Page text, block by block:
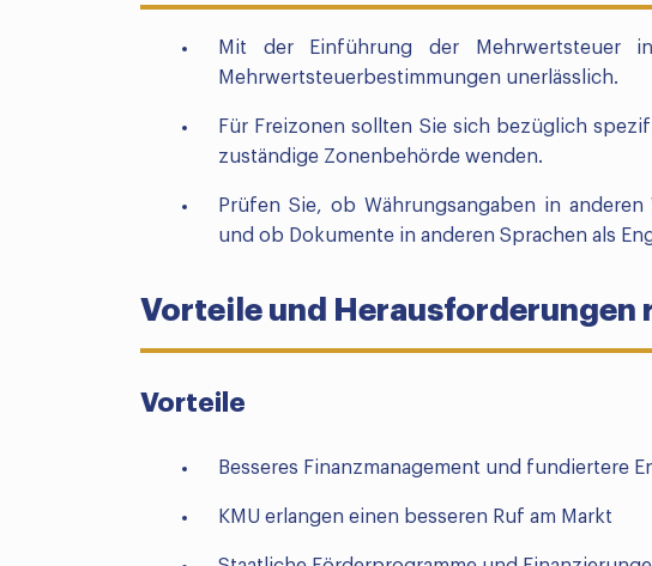
Mit der Einführung der Mehrwertsteuer
Mehrwertsteuerbestimmungen unerlässlich.
Für Freizonen sollten Sie sich bezüglich
zuständige Zonenbehörde wenden.
Prüfen Sie, ob Währungsangaben in
und ob Dokumente in anderen Sprachen als
Vorteile und Herausforderungen
Vorteile
Besseres Finanzmanagement und fundiertere
KMU erlangen einen besseren Ruf am Markt